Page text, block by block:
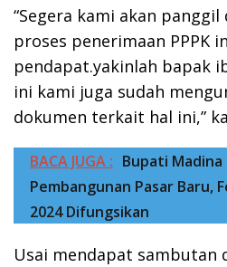
“Segera kami akan
proses penerimaan PPPK
pendapat.yakinlah bapak
ini kami juga sudah
dokumen terkait hal ini,”
BACA JUGA : Bupati Madina
Pembangunan Pasar Baru,
2024 Difungsikan
Usai mendapat sambutan